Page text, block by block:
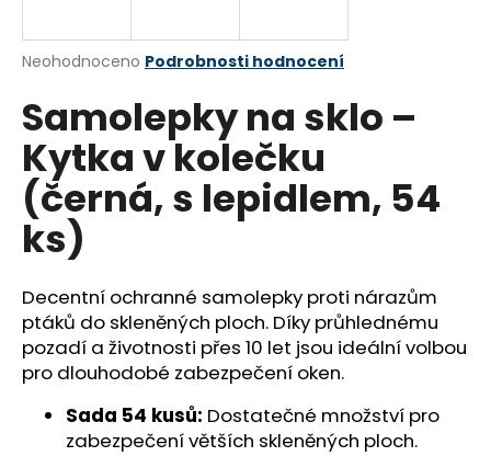
Průměrné
produktu
je
0,0
5
hvězdiček.
Neohodnoceno Podrobnosti hodnocení
Samolepky na sklo –
Kytka v kolečku
(černá, s lepidlem, 54
ks)
Decentní ochranné samolepky proti nárazům
ptáků do skleněných ploch. Díky průhlednému
pozadí a životnosti přes 10 let jsou ideální volbou
pro dlouhodobé zabezpečení oken.
Sada 54 kusů: Dostatečné množství pro
zabezpečení větších skleněných ploch.
j
t
?
D
o